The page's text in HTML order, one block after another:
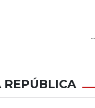
REPÚBLICA